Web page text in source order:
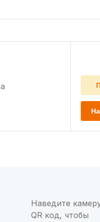
Наведите
QR код, чтобы